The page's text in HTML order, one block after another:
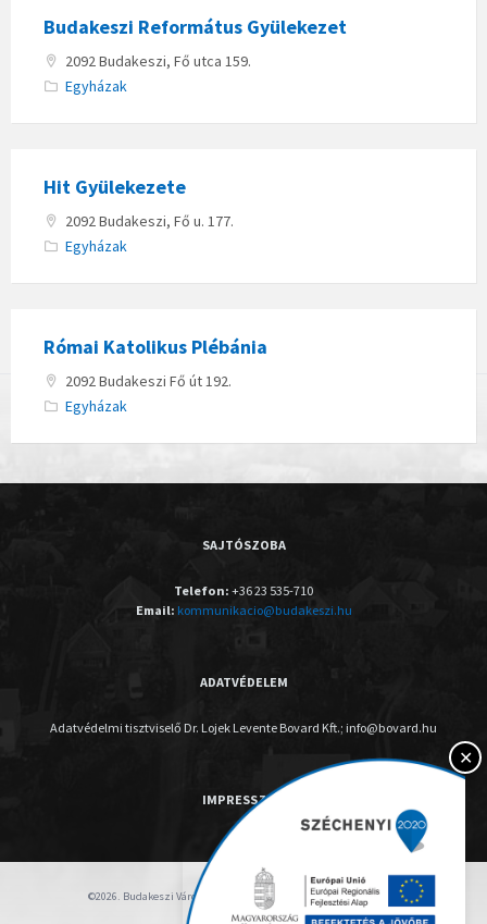
Budakeszi Református Gyülekezet
2092 Budakeszi, Fő utca 159.
Egyházak
Hit Gyülekezete
2092 Budakeszi, Fő u. 177.
Egyházak
Római Katolikus Plébánia
2092 Budakeszi Fő út 192.
Egyházak
SAJTÓSZOBA
Telefon: +36 23 535-710
Email: kommunikacio@budakeszi.hu
ADATVÉDELEM
Adatvédelmi tisztviselő Dr. Lojek Levente Bovard Kft.; info@bovard.hu
IMPRESSZUM
©2026. Budakeszi Város Önkormányzata - Minden jog fenntartva.
✕